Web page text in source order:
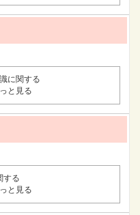
に関する
と見る
する
と見る